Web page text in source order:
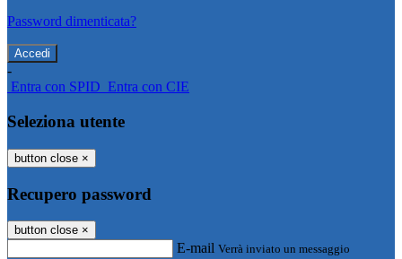
Password dimenticata?
-
Entra con SPID Entra con CIE
Seleziona utente
button close ×
Recupero password
button close ×
E-mail Verrà inviato un messaggio